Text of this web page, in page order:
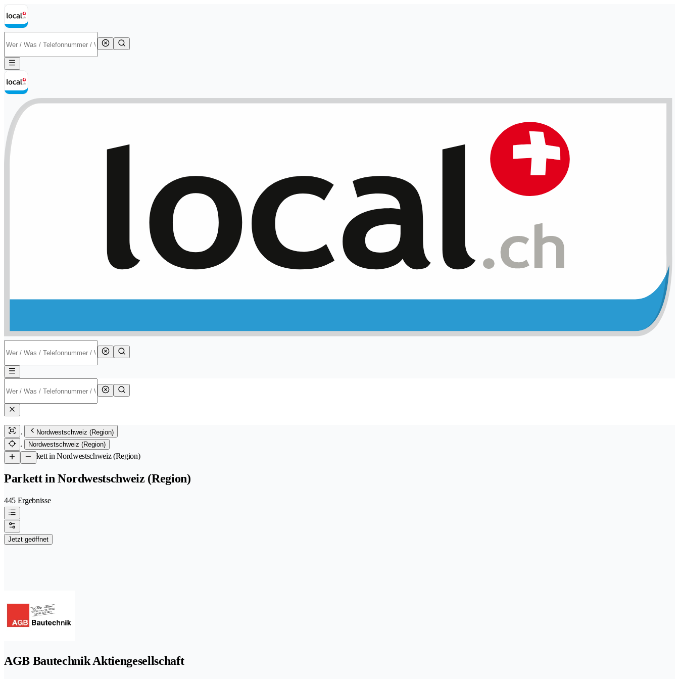
Nordwestschweiz (Region)
Nordwestschweiz (Region)
/Parkett in Nordwestschweiz (Region)
Parkett in Nordwestschweiz (Region)
445 Ergebnisse
Jetzt geöffnet
AGB Bautechnik Aktiengesellschaft